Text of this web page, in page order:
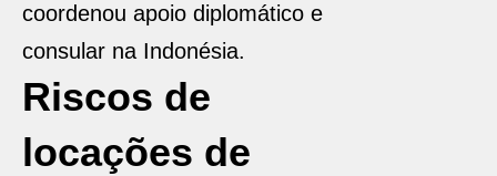
coordenou apoio diplomático e
consular na Indonésia.
Riscos de
locações de